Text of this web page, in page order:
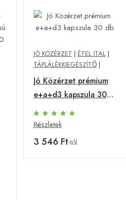
JÓ KÖZÉRZET | ÉTEL ITAL|
TÁPLÁLÉKKIEGÉSZÍTŐ|
Jó Közérzet prémium
e+a+d3 kapszula 30
db
Részletek
3 546 Ft-tól